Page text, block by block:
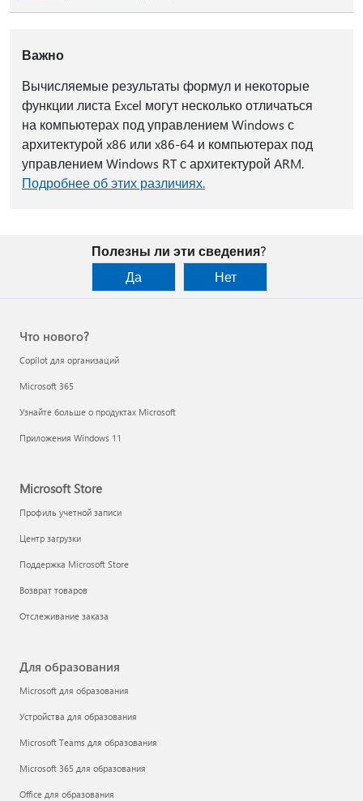
Важно
Вычисляемые результаты формул и некоторые
функции листа Excel могут несколько отличаться
на компьютерах под управлением Windows с
архитектурой x86 или x86-64 и компьютерах под
управлением Windows RT с архитектурой ARM.
Подробнее об этих различиях.
Полезны ли эти сведения?
Да
Нет
Что нового?
Copilot для организаций
Microsoft 365
Узнайте больше о продуктах Microsoft
Приложения Windows 11
Microsoft Store
Профиль учетной записи
Центр загрузки
Поддержка Microsoft Store
Возврат товаров
Отслеживание заказа
Для образования
Microsoft для образования
Устройства для образования
Microsoft Teams для образования
Microsoft 365 для образования
Office для образования